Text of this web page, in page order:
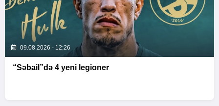
09.08.2026 - 12:26
“Səbail”də 4 yeni legioner